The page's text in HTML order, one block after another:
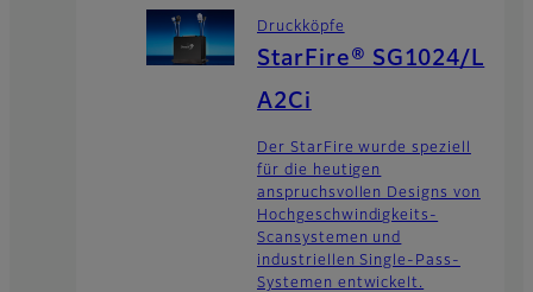
Druckköpfe
StarFire® SG1024/L
A2Ci
Der StarFire wurde speziell
für die heutigen
anspruchsvollen Designs von
Hochgeschwindigkeits-
Scansystemen und
industriellen Single-Pass-
Systemen entwickelt.